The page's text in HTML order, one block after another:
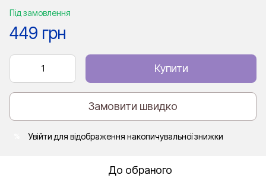
Під замовлення
449 грн
Купити
Замовити швидко
Увійти для відображення накопичувальної знижки
До обраного